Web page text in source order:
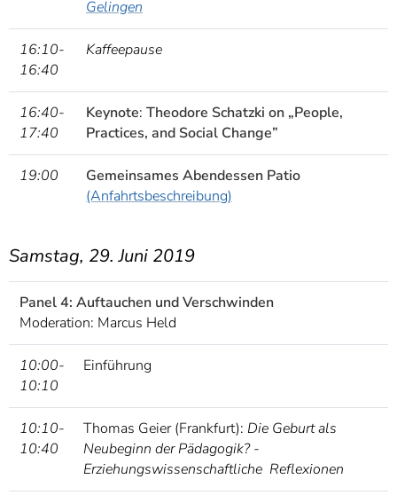
Gelingen
16:10-
16:40
Kaffeepause
16:40-
17:40
Keynote: Theodore Schatzki on „People,
Practices, and Social Change”
19:00
Gemeinsames Abendessen Patio
(Anfahrtsbeschreibung)
Samstag, 29. Juni 2019
Panel 4: Auftauchen und Verschwinden
Moderation: Marcus Held
10:00-
10:10
Einführung
10:10-
10:40
Thomas Geier (Frankfurt): Die Geburt als
Neubeginn der Pädagogik? -
Erziehungswissenschaftliche Reflexionen